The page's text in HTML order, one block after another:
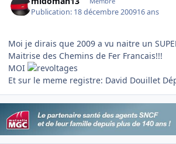
Publication: 18 décembre 200916 ans
Moi je dirais que 2009 a vu naitre un
Maitrise des Chemins de Fer Francais!!!
MOI
Et sur le meme registre: David Douillet